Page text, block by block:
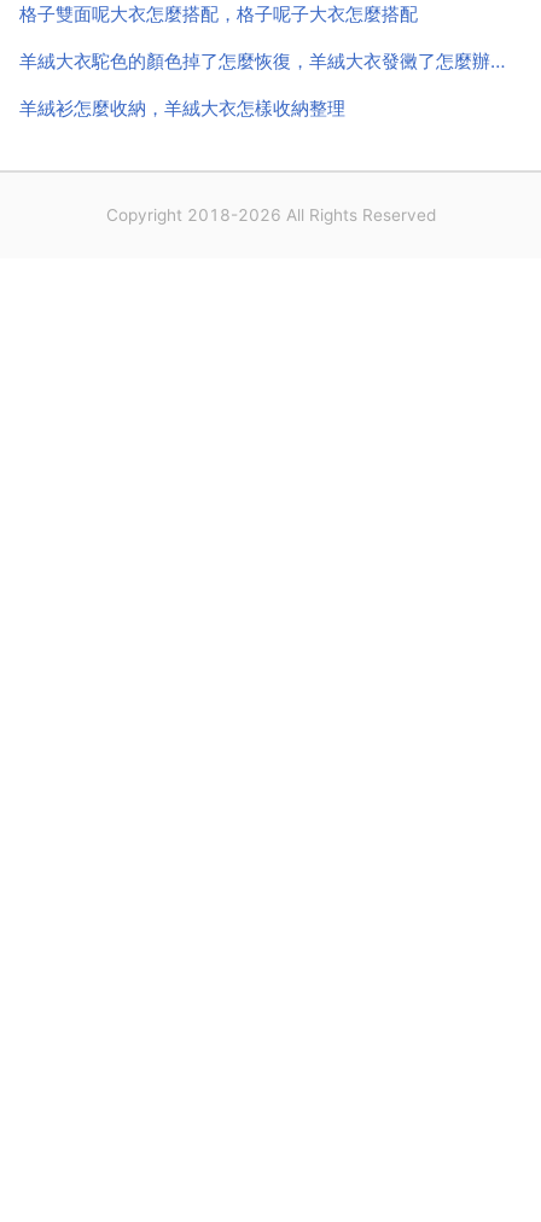
格子雙面呢大衣怎麼搭配，格子呢子大衣怎麼搭配
羊絨大衣駝色的顏色掉了怎麼恢復，羊絨大衣發黴了怎麼辦，羊絨大衣怎麼除黴斑，羊絨大衣
羊絨衫怎麼收納，羊絨大衣怎樣收納整理
Copyright 2018-2026 All Rights Reserved